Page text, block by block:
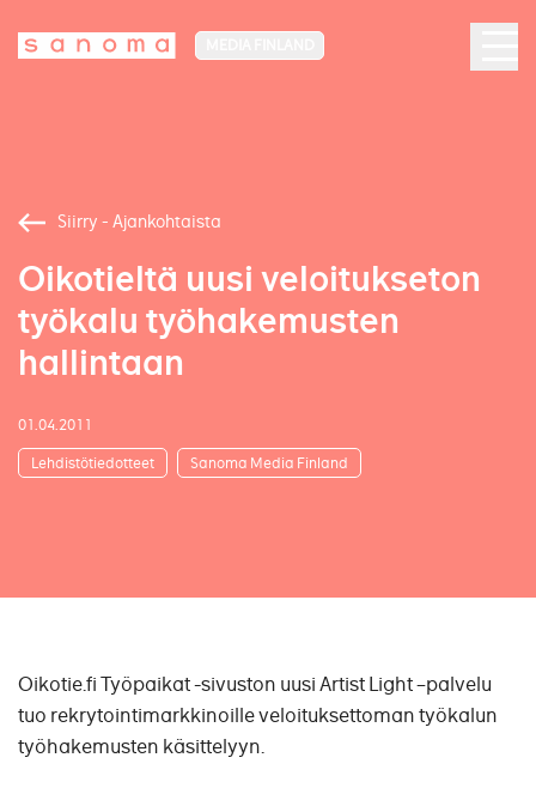
Siirry - Ajankohtaista
Oikotieltä uusi veloitukseton
työkalu työhakemusten
hallintaan
01.04.2011
Lehdistötiedotteet Sanoma Media Finland
Oikotie.fi Työpaikat -sivuston uusi Artist Light –palvelu
tuo rekrytointimarkkinoille veloituksettoman työkalun
työhakemusten käsittelyyn.